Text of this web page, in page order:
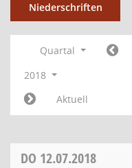
Niederschriften
Quartal
2018
Aktuell
DO 12.07.2018